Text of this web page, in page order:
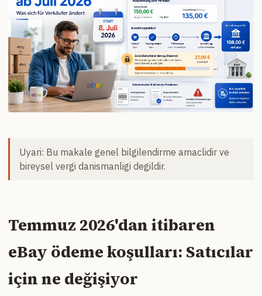
Uyari: Bu makale genel bilgilendirme amaclidir ve
bireysel vergi danismanligi degildir.
Temmuz 2026'dan itibaren
eBay ödeme koşulları: Satıcılar
için ne değişiyor